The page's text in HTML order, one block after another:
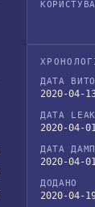
ДАТА
2020-04-
ДАТА
2020-04-
ДАТА
2020-04-
ДОДАНО
2020-04-